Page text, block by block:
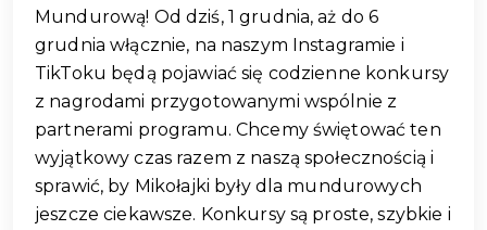
Mundurową! Od dziś, 1 grudnia, aż do 6
grudnia włącznie, na naszym Instagramie i
TikToku będą pojawiać się codzienne konkursy
z nagrodami przygotowanymi wspólnie z
partnerami programu. Chcemy świętować ten
wyjątkowy czas razem z naszą społecznością i
sprawić, by Mikołajki były dla mundurowych
jeszcze ciekawsze. Konkursy są proste, szybkie i